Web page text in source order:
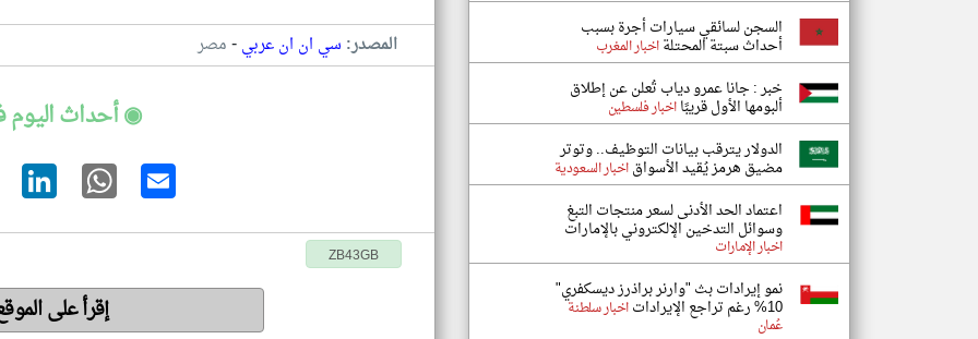
المصدر: سي ان ان عربي-مصر
◉ أحداث
ZB43GB
إقرأ على
السجن لسائقي سيارات أجرة بسبب
أحداث سبتة المحتلةاخبار المغرب
خبر : جانا عمرو دياب تُعلن عن إطلاق
ألبومها الأول قريبًااخبار فلسطين
الدولار يترقب بيانات التوظيف.. وتوتر
مضيق هرمز يُقيد الأسواقاخبار السعودية
اعتماد الحد الأدنى لسعر منتجات التبغ
وسوائل التدخين الإلكتروني بالإمارات
اخبار الإمارات
نمو إيرادات بث "وارنر براذرز ديسكفري"
10% رغم تراجع الإيرادات اخبار سلطنة
عُمان